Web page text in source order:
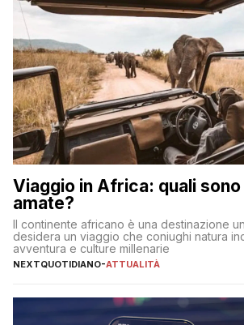
Viaggio in Africa: quali
amate?
Il continente africano è una destinazione
desidera un viaggio che coniughi natura
avventura e culture millenarie
NEXTQUOTIDIANO-ATTUALITÀ